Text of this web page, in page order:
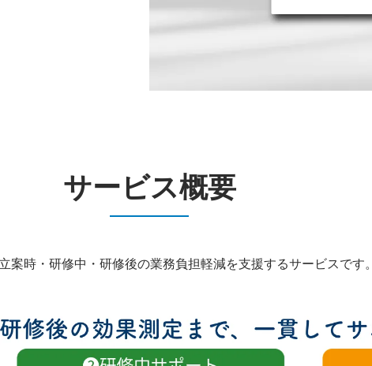
サービス概要
案時・研修中・研修後の業務負担軽減を支援するサービスです。